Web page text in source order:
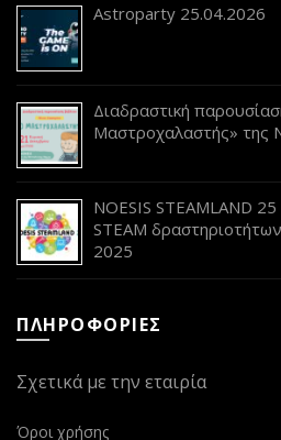
Astroparty 25.04.2026
Διαδραστική
Μαστροχαλαστής» της
NOESIS STEAMLAND
STEAM
2025
ΠΛΗΡΟΦΟΡΙΕΣ
Σχετικά με την εταιρία
Όροι χρήσης